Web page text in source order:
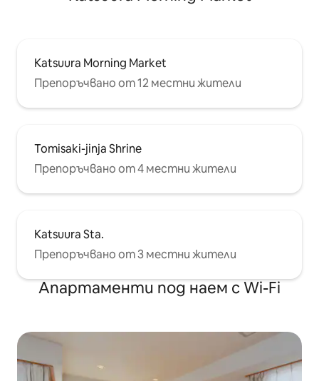
Katsuura Morning Market
Препоръчвано от 12 местни жители
Tomisaki-jinja Shrine
Препоръчвано от 4 местни жители
Katsuura Sta.
Препоръчвано от 3 местни жители
Апартаменти под наем с Wi-Fi